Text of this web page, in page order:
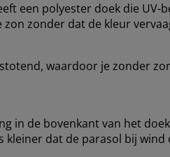
een polyester doek die
zonder dat de kleur
waardoor je zonder
in de bovenkant van het
kleiner dat de parasol bij wind